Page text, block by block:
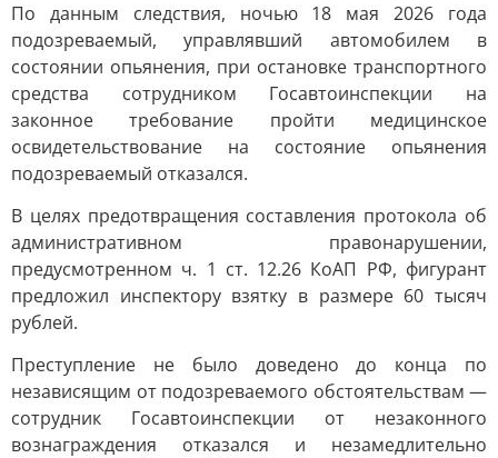
По данным следствия, ночью 18 мая 2026 года
подозреваемый, управлявший автомобилем в
состоянии опьянения, при остановке транспортного
средства сотрудником Госавтоинспекции на
законное требование пройти медицинское
освидетельствование на состояние опьянения
подозреваемый отказался.
В целях предотвращения составления протокола об
административном правонарушении,
предусмотренном ч. 1 ст. 12.26 КоАП РФ, фигурант
предложил инспектору взятку в размере 60 тысяч
рублей.
Преступление не было доведено до конца по
независящим от подозреваемого обстоятельствам —
сотрудник Госавтоинспекции от незаконного
вознаграждения отказался и незамедлительно